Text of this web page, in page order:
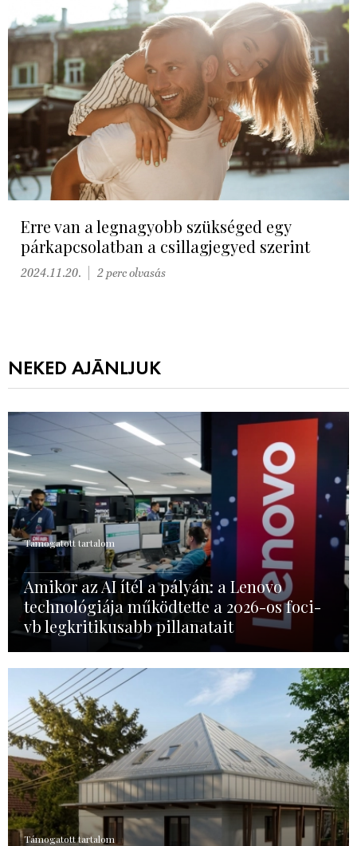
Erre van a legnagyobb szükséged egy
párkapcsolatban a csillagjegyed szerint
2024.11.20. 2 perc olvasás
NEKED AJÁNLJUK
Támogatott tartalom
Amikor az AI ítél a pályán: a Lenovo
technológiája működtette a 2026-os foci-
vb legkritikusabb pillanatait
Támogatott tartalom